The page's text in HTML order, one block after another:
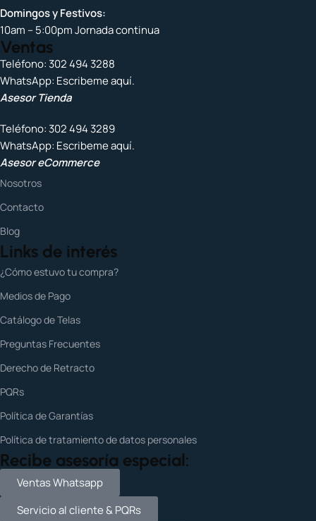
Domingos y Festivos:
10am – 5:00pm Jornada continua
Ventas
Teléfono: 302 494 3288
WhatsApp: Escribeme aquí.
Asesor Tienda
Teléfono: 302 494 3289
WhatsApp: Escribeme aquí.
Asesor eCommerce
Nosotros
Contacto
Blog
Links de interés
¿Cómo estuvo tu compra?
Medios de Pago
Catálogo de Telas
Preguntas Frecuentes
Derecho de Retracto
PQRs
Política de Garantías
Política de tratamiento de datos personales
Recibe asesoría especial:
Ventas Whatsapp
Servicio al cliente & PQRs